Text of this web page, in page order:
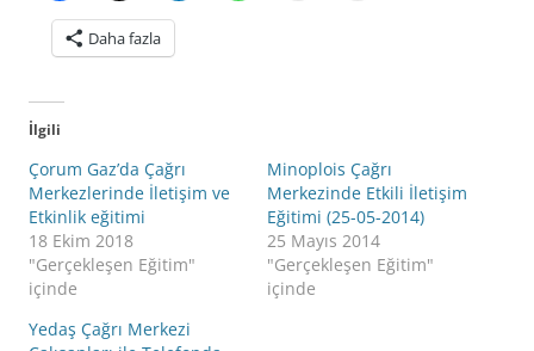
Daha fazla
İlgili
Çorum Gaz’da Çağrı
Merkezlerinde İletişim ve
Etkinlik eğitimi
18 Ekim 2018
"Gerçekleşen Eğitim"
içinde
Minoplois Çağrı
Merkezinde Etkili İletişim
Eğitimi (25-05-2014)
25 Mayıs 2014
"Gerçekleşen Eğitim"
içinde
Yedaş Çağrı Merkezi